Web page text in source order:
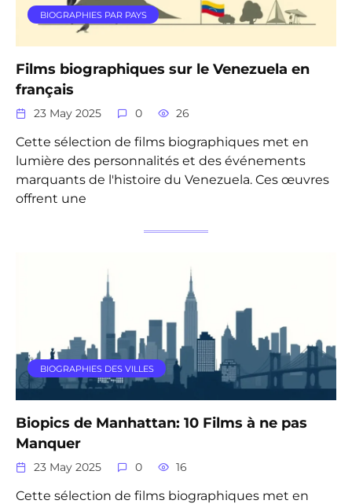
BIOGRAPHIES PAR PAYS
Films biographiques sur le Venezuela en
français
23 May 2025 0 26
Cette sélection de films biographiques met en
lumière des personnalités et des événements
marquants de l'histoire du Venezuela. Ces œuvres
offrent une
BIOGRAPHIES DES VILLES
Biopics de Manhattan: 10 Films à ne pas
Manquer
23 May 2025 0 16
Cette sélection de films biographiques met en